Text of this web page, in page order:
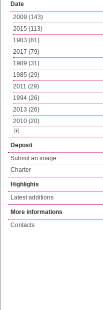
Date
2009 (143)
2015 (113)
1983 (81)
2017 (79)
1989 (31)
1985 (29)
2011 (29)
1994 (26)
2013 (26)
2010 (20)
Deposit
Submit an image
Charter
Highlights
Latest additions
More informations
Contacts